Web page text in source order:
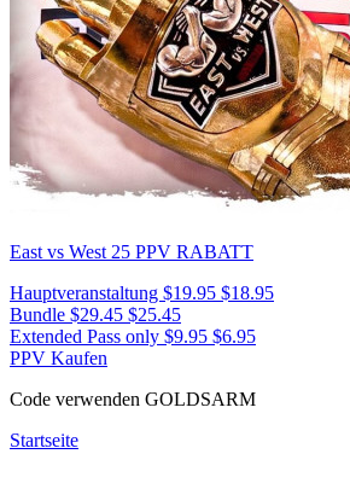
East vs West 25 PPV RABATT
Hauptveranstaltung $19.95 $18.95
Bundle $29.45 $25.45
Extended Pass only $9.95 $6.95
PPV Kaufen
Code verwenden GOLDSARM
Startseite